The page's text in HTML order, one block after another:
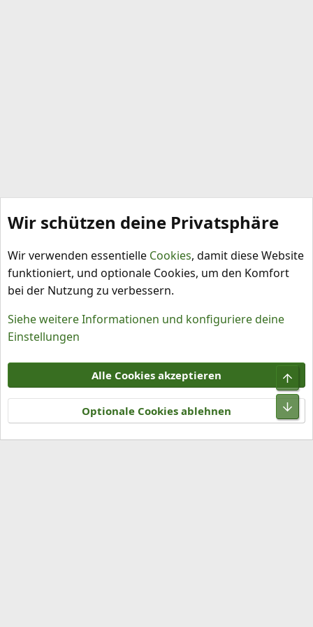
Capsicum chinense
Nutzungsbedingungen
Datenschutz
Hilfe und Impressum
R
S
S
Community platform by XenForo® © 2010-2026 XenForo Ltd.
Wir schützen deine Privatsphäre
Wir verwenden essentielle Cookies, damit diese Website
funktioniert, und optionale Cookies, um den Komfort
bei der Nutzung zu verbessern.
Siehe weitere Informationen und konfiguriere deine
Einstellungen
Alle Cookies akzeptieren
Optionale Cookies ablehnen